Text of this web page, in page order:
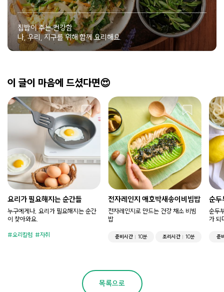
집밥이 주는 건강함
나, 우리, 지구를 위해 함께 요리해요.
이 글이 마음에 드셨다면😍
요리가 필요해지는 순간들
누구에게나, 요리가 필요해지는 순간
이 찾아와요.
요리칼럼 자취
전자레인지 애호박새송이비빔밥
전자레인지로 만드는 건강 채소 비빔
밥
준비시간 10분 조리시간 10분
순두
순두
가 되
준
목록으로